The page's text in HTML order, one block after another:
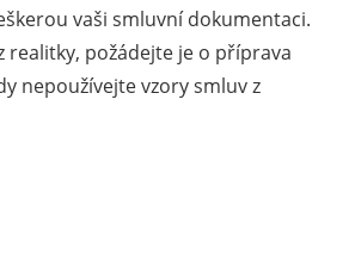
vaši smluvní dokumentaci.
realitky, požádejte je o příprava
nepoužívejte vzory smluv z